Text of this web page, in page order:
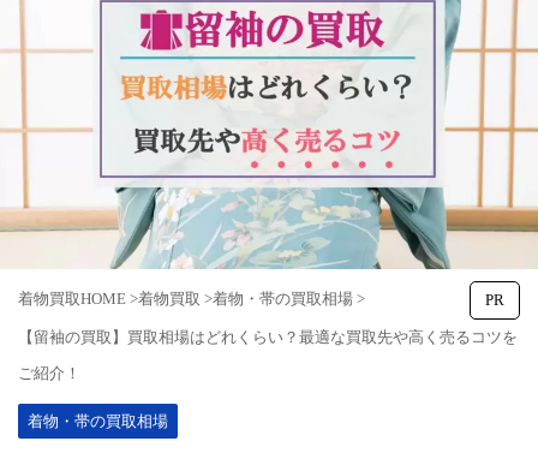
PR
着物買取HOME >着物買取 >着物・帯の買取相場 >
【留袖の買取】買取相場はどれくらい？最適な買取先や高く売るコツを
ご紹介！
着物・帯の買取相場